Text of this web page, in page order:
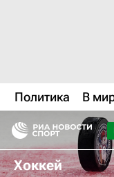
Политика В
Хоккей